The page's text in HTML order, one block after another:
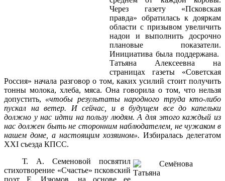
Через газету «Псковская
правда» обратилась к дояркам
области с призывом увеличить
надои и выполнить досрочно
плановые показатели.
Инициатива была поддержана.
Татьяна Алексеевна на
страницах газеты «Советская
Россия» начала разговор о том, каких усилий стоит получить
тонны молока, хлеба, мяса. Она говорила о том, что нельзя
допустить, «чтобы результаты народного труда кто-либо
пускал на ветер. И сейчас, и в будущем все до капельки
должно у нас идти на пользу людям. А для этого каждый из
нас должен быть не сторонним наблюдателем, не чужаком в
нашем доме, а настоящим хозяином». Избиралась делегатом
XXI съезда КПСС.
Т. А. Семеновой посвятил
стихотворение «Счастье» псковский